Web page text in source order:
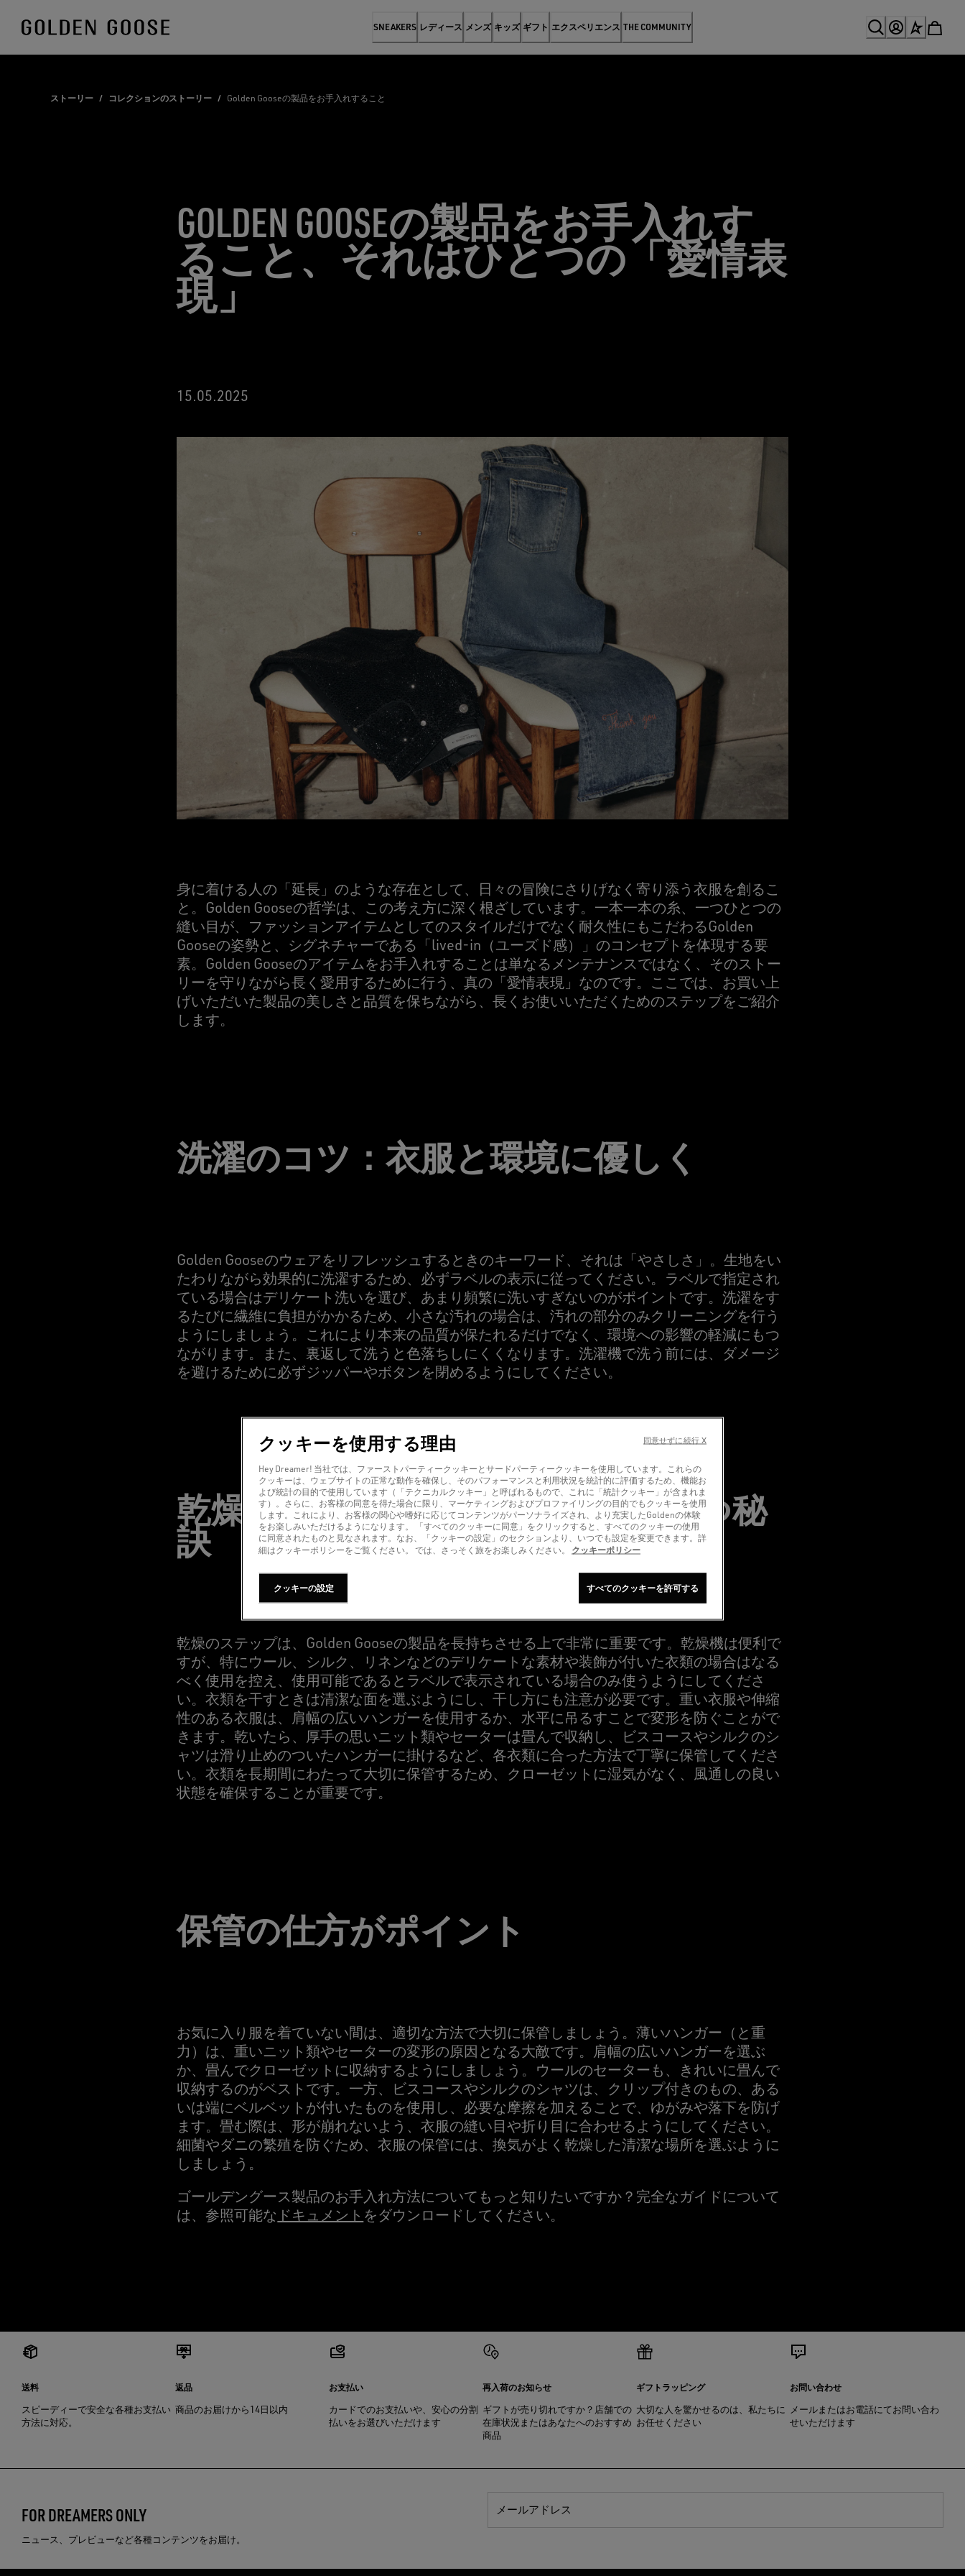
SNEAKERS レディース メンズ キッズ ギフト エクスペリエンス THE COMMUNITY
ストーリー / コレクションのストーリー / Golden Gooseの製品をお手入れすること
GOLDEN GOOSEの製品をお手入れす
ること、それはひとつの「愛情表
現」
15.05.2025
身に着ける人の「延長」のような存在として、日々の冒険にさりげなく寄り添う衣服を創るこ
と。Golden Gooseの哲学は、この考え方に深く根ざしています。一本一本の糸、一つひとつの
縫い目が、ファッションアイテムとしてのスタイルだけでなく耐久性にもこだわるGolden
Gooseの姿勢と、シグネチャーである「lived-in（ユーズド感）」のコンセプトを体現する要
素。Golden Gooseのアイテムをお手入れすることは単なるメンテナンスではなく、そのストー
リーを守りながら長く愛用するために行う、真の「愛情表現」なのです。ここでは、お買い上
げいただいた製品の美しさと品質を保ちながら、長くお使いいただくためのステップをご紹介
します。
洗濯のコツ：衣服と環境に優しく
Golden Gooseのウェアをリフレッシュするときのキーワード、それは「やさしさ」。生地をい
たわりながら効果的に洗濯するため、必ずラベルの表示に従ってください。ラベルで指定され
ている場合はデリケート洗いを選び、あまり頻繁に洗いすぎないのがポイントです。洗濯をす
るたびに繊維に負担がかかるため、小さな汚れの場合は、汚れの部分のみクリーニングを行う
ようにしましょう。これにより本来の品質が保たれるだけでなく、環境への影響の軽減にもつ
ながります。また、裏返して洗うと色落ちしにくくなります。洗濯機で洗う前には、ダメージ
を避けるために必ずジッパーやボタンを閉めるようにしてください。
乾燥と保管：形と美しい外観を保つ秘
訣
乾燥のステップは、Golden Gooseの製品を長持ちさせる上で非常に重要です。乾燥機は便利で
すが、特にウール、シルク、リネンなどのデリケートな素材や装飾が付いた衣類の場合はなる
べく使用を控え、使用可能であるとラベルで表示されている場合のみ使うようにしてくださ
い。衣類を干すときは清潔な面を選ぶようにし、干し方にも注意が必要です。重い衣服や伸縮
性のある衣服は、肩幅の広いハンガーを使用するか、水平に吊るすことで変形を防ぐことがで
きます。乾いたら、厚手の思いニット類やセーターは畳んで収納し、ビスコースやシルクのシ
ャツは滑り止めのついたハンガーに掛けるなど、各衣類に合った方法で丁寧に保管してくださ
い。衣類を長期間にわたって大切に保管するため、クローゼットに湿気がなく、風通しの良い
状態を確保することが重要です。
保管の仕方がポイント
お気に入り服を着ていない間は、適切な方法で大切に保管しましょう。薄いハンガー（と重
力）は、重いニット類やセーターの変形の原因となる大敵です。肩幅の広いハンガーを選ぶ
か、畳んでクローゼットに収納するようにしましょう。ウールのセーターも、きれいに畳んで
収納するのがベストです。一方、ビスコースやシルクのシャツは、クリップ付きのもの、ある
いは端にベルベットが付いたものを使用し、必要な摩擦を加えることで、ゆがみや落下を防げ
ます。畳む際は、形が崩れないよう、衣服の縫い目や折り目に合わせるようにしてください。
細菌やダニの繁殖を防ぐため、衣服の保管には、換気がよく乾燥した清潔な場所を選ぶように
しましょう。
ゴールデングース製品のお手入れ方法についてもっと知りたいですか？完全なガイドについて
は、参照可能な ドキュメント をダウンロードしてください。
送料
スピーディーで安全な各種お支払い
方法に対応。
返品
商品のお届けから14日以内
お支払い
カードでのお支払いや、安心の分割
払いをお選びいただけます
再入荷のお知らせ
ギフトが売り切れですか？店舗での
在庫状況またはあなたへのおすすめ
商品
ギフトラッピング
大切な人を驚かせるのは、私たちに
お任せください
お問い合わせ
メールまたはお電話にてお問い合わ
せいただけます
FOR DREAMERS ONLY
ニュース、プレビューなど各種コンテンツをお届け。
メールアドレス
クッキーを使用する理由
Hey Dreamer! 当社では、ファーストパーティークッキーとサードパーティークッキーを使用しています。これらの
クッキーは、ウェブサイトの正常な動作を確保し、そのパフォーマンスと利用状況を統計的に評価するため、機能お
よび統計の目的で使用しています（「テクニカルクッキー」と呼ばれるもので、これに「統計クッキー」が含まれま
す）。さらに、お客様の同意を得た場合に限り、マーケティングおよびプロファイリングの目的でもクッキーを使用
します。これにより、お客様の関心や嗜好に応じてコンテンツがパーソナライズされ、より充実したGoldenの体験
をお楽しみいただけるようになります。 「すべてのクッキーに同意」をクリックすると、すべてのクッキーの使用
に同意されたものと見なされます。なお、「クッキーの設定」のセクションより、いつでも設定を変更できます。詳
細はクッキーポリシーをご覧ください。 では、さっそく旅をお楽しみください。 クッキーポリシー
クッキーの設定 すべてのクッキーを許可する
同意せずに続行 X